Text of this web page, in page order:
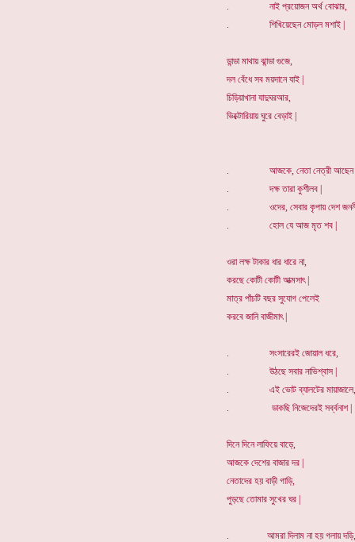
. নাই প্রয়োজন অর্থ বোঝার,
. শিখিয়েছেন মোড়ল মশাই |
ডান্ডা মাথায় ঝান্ডা গুজে,
দল বেঁধে সব ময়দানে যাই |
চিড়িয়াখানা যাদুঘরআর,
ভিক্টোরিয়ায় ঘুরে বেড়াই |
. আজকে, নেতা নেত্রী আছেন
. দক্ষ তারা কুশীলব |
. ওদের, সেবার কৃপায় দেশ
. হোল যে আজ মৃত শব |
ওরা লক্ষ টাকার ধার ধারে না,
করছে কোটী কোটী আত্মসাৎ |
মাত্র পাঁচটি বছর সুযোগ পেলেই
করবে জানি বাজীমাৎ |
. সংসারেরই জোয়াল ধরে,
. উঠছে সবার নাভিশ্বাস |
. এই ভোট ব্যালটের মায়াজালে,
. ডাকছি নিজেদেরই সর্ব্বনাশ |
দিনে দিনে লাফিয়ে বাড়ে,
আজকে দেশের বাজার দর |
নেতাদের হয় বাড়ী গাড়ি,
পুড়ছে তোমার সুখের ঘর |
. আমরা দিলাম না হয় গলায় দড়ি,